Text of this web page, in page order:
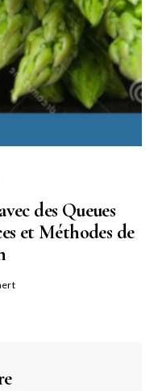
des Queues
et Méthodes de